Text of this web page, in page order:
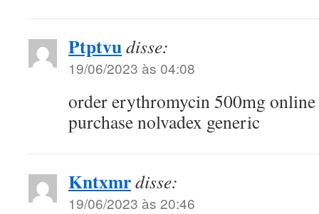
Ptptvudisse:
19/06/2023 às 04:08
order erythromycin 500mg
purchase nolvadex generic
Kntxmrdisse:
19/06/2023 às 20:46